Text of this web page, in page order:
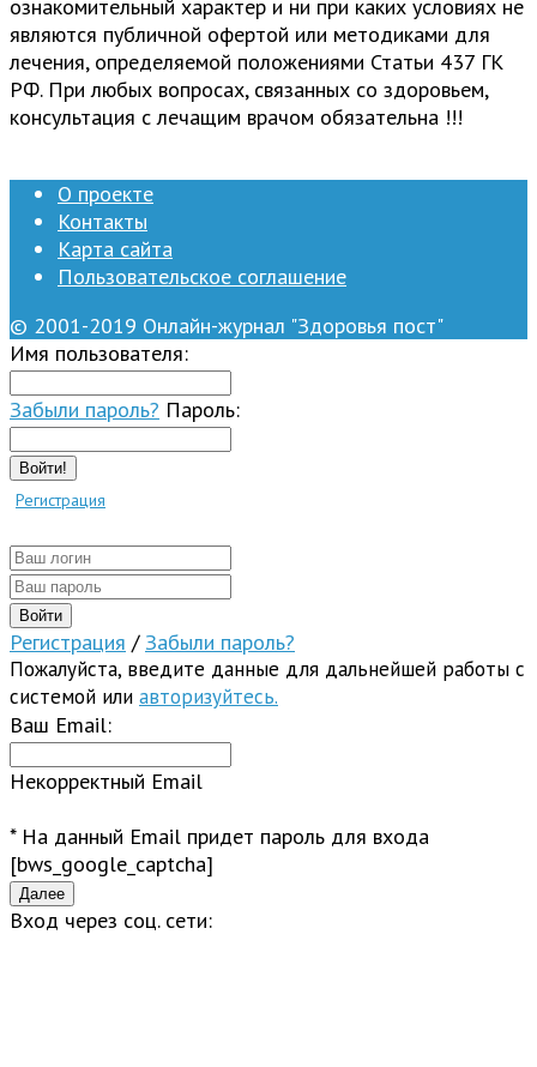
ознакомительный характер и ни при каких условиях не
являются публичной офертой или методиками для
лечения, определяемой положениями Статьи 437 ГК
РФ. При любых вопросах, связанных со здоровьем,
консультация с лечащим врачом обязательна !!!
О проекте
Контакты
Карта сайта
Пользовательское соглашение
© 2001-2019 Онлайн-журнал "Здоровья пост"
Имя пользователя:
Забыли пароль? Пароль:
Войти!
Регистрация
Регистрация / Забыли пароль?
Пожалуйста, введите данные для дальнейшей работы с
системой или авторизуйтесь.
Ваш Email:
Некорректный Email
* На данный Email придет пароль для входа
[bws_google_captcha]
Вход через соц. сети: